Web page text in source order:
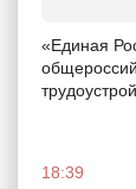
«Единая
18:39